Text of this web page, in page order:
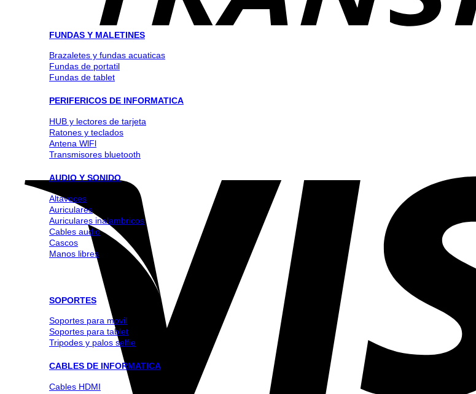
FUNDAS Y MALETINES
Brazaletes y fundas acuaticas
Fundas de portatil
Fundas de tablet
PERIFERICOS DE INFORMATICA
HUB y lectores de tarjeta
Ratones y teclados
Antena WlFl
Transmisores bluetooth
AUDIO Y SONIDO
Altavoces
Auriculares
Auriculares inalambricos
Cables audio
Cascos
Manos libres
SOPORTES
Soportes para movil
Soportes para tablet
Tripodes y palos selfie
CABLES DE INFORMATICA
Cables HDMI